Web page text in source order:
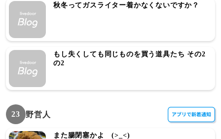
秋冬ってガスライター着かなくないですか？
もし失くしても同じものを買う道具たち その2
の2
23 野営人
また腸閉塞かよ (>_<)